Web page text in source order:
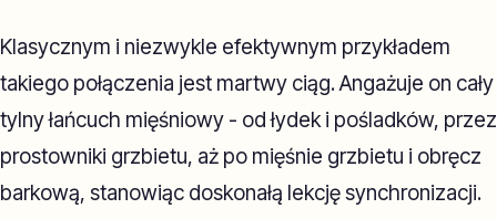
Klasycznym i niezwykle efektywnym przykładem
takiego połączenia jest martwy ciąg. Angażuje on cały
tylny łańcuch mięśniowy - od łydek i pośladków, przez
prostowniki grzbietu, aż po mięśnie grzbietu i obręcz
barkową, stanowiąc doskonałą lekcję synchronizacji.